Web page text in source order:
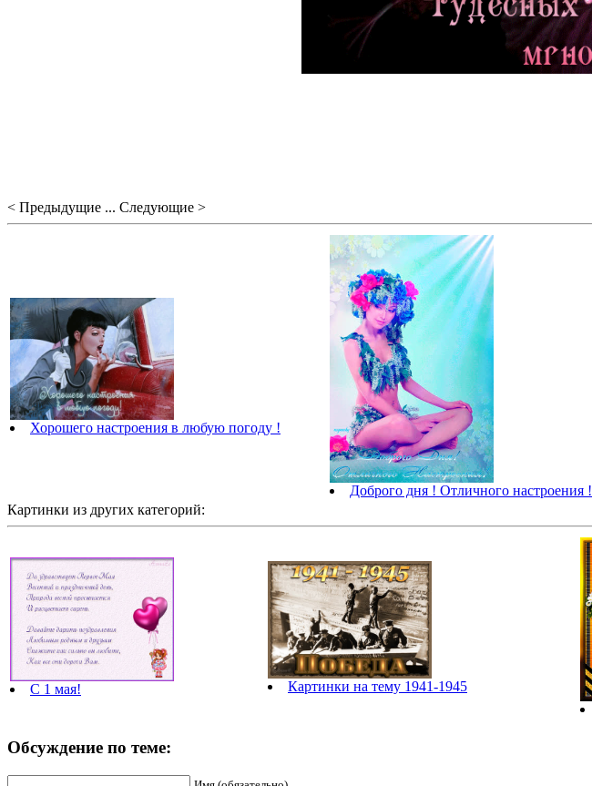
< Предыдущие ... Следующие >
Хорошего настроения в любую погоду !
Доброго дня ! Отличного настроения !
Картинки из других категорий:
С 1 мая!
Картинки на тему 1941-1945
Обсуждение по теме: